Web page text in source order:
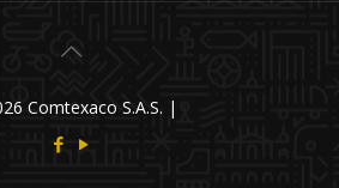
Comtexaco S.A.S. |